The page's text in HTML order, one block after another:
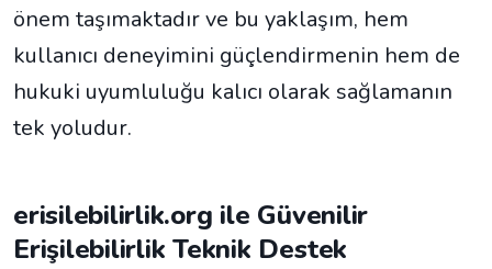
önem taşımaktadır ve bu yaklaşım, hem
kullanıcı deneyimini güçlendirmenin hem de
hukuki uyumluluğu kalıcı olarak sağlamanın
tek yoludur.
erisilebilirlik.org ile Güvenilir
Erişilebilirlik Teknik Destek